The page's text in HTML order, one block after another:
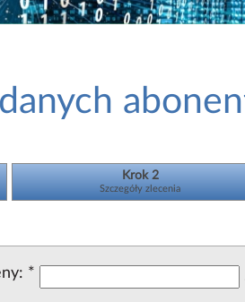
Krok 2
Szczegóły zlecenia
*